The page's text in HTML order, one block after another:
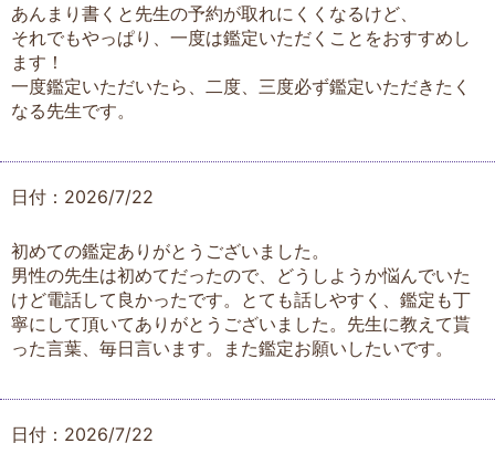
あんまり書くと先生の予約が取れにくくなるけど、
それでもやっぱり、一度は鑑定いただくことをおすすめし
ます！
一度鑑定いただいたら、二度、三度必ず鑑定いただきたく
なる先生です。
日付：2026/7/22
初めての鑑定ありがとうございました。
男性の先生は初めてだったので、どうしようか悩んでいた
けど電話して良かったです。とても話しやすく、鑑定も丁
寧にして頂いてありがとうございました。先生に教えて貰
った言葉、毎日言います。また鑑定お願いしたいです。
日付：2026/7/22